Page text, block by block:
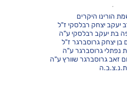
הורינו היקרים
יעקב יצחק רבלסקי ז"ל
בת יעקב רבלסקי ע"ה
בן יצחק גרוסברגר ז"ל
נפתלי גרוסברגר ע"ה
זאב גרוסברגר שוורץ ע"ה
ת.נ.צ.ב.ה